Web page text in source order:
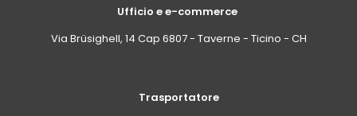
Ufficio e e-commerce
Via Brüsighell, 14 Cap 6807 - Taverne - Ticino - CH
Trasportatore